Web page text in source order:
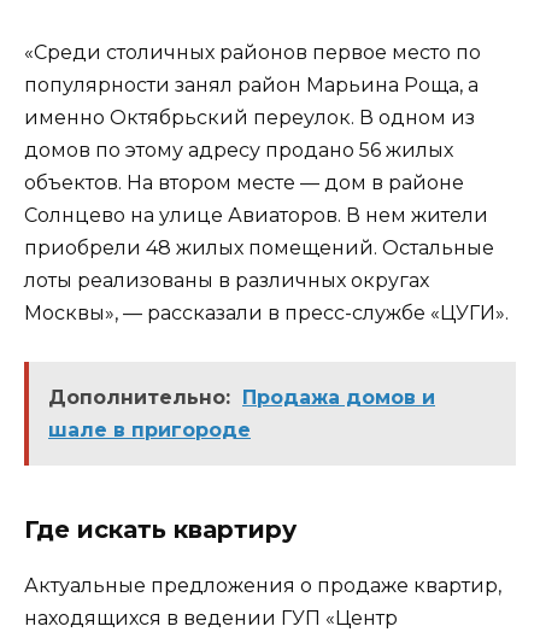
«Среди столичных районов первое место по
популярности занял район Марьина Роща, а
именно Октябрьский переулок. В одном из
домов по этому адресу продано 56 жилых
объектов. На втором месте — дом в районе
Солнцево на улице Авиаторов. В нем жители
приобрели 48 жилых помещений. Остальные
лоты реализованы в различных округах
Москвы», — рассказали в пресс-службе «ЦУГИ».
Дополнительно: Продажа домов и
шале в пригороде
Где искать квартиру
Актуальные предложения о продаже квартир,
находящихся в ведении ГУП «Центр